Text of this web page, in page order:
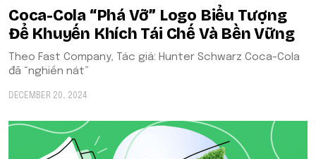
Coca-Cola “Phá Vỡ” Logo Biểu Tượng
Để Khuyến Khích Tái Chế Và Bền Vững
Theo Fast Company, Tác giả: Hunter Schwarz Coca-Cola
đã “nghiền nát”
DECEMBER 20, 2024